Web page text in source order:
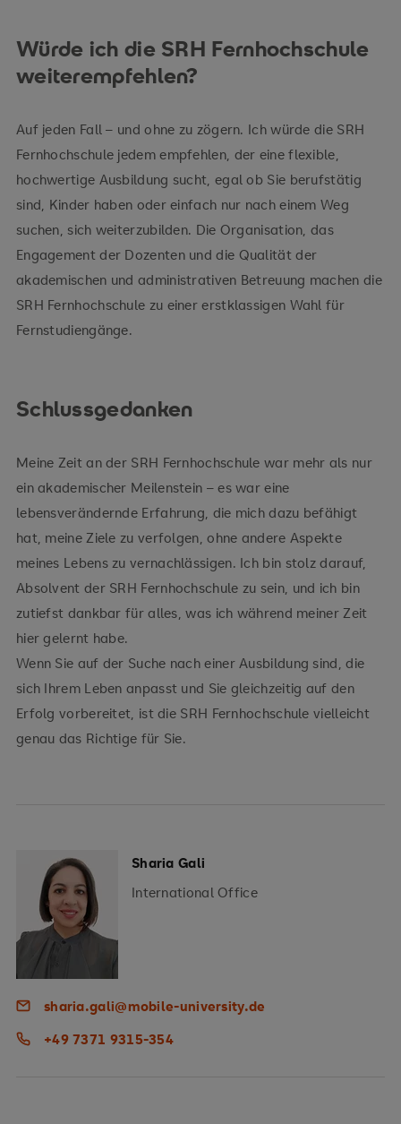
Würde ich die SRH Fernhochschule
weiterempfehlen?
Auf jeden Fall – und ohne zu zögern. Ich würde die SRH
Fernhochschule jedem empfehlen, der eine flexible,
hochwertige Ausbildung sucht, egal ob Sie berufstätig
sind, Kinder haben oder einfach nur nach einem Weg
suchen, sich weiterzubilden. Die Organisation, das
Engagement der Dozenten und die Qualität der
akademischen und administrativen Betreuung machen die
SRH Fernhochschule zu einer erstklassigen Wahl für
Fernstudiengänge.
Schlussgedanken
Meine Zeit an der SRH Fernhochschule war mehr als nur
ein akademischer Meilenstein – es war eine
lebensverändernde Erfahrung, die mich dazu befähigt
hat, meine Ziele zu verfolgen, ohne andere Aspekte
meines Lebens zu vernachlässigen. Ich bin stolz darauf,
Absolvent der SRH Fernhochschule zu sein, und ich bin
zutiefst dankbar für alles, was ich während meiner Zeit
hier gelernt habe.
Wenn Sie auf der Suche nach einer Ausbildung sind, die
sich Ihrem Leben anpasst und Sie gleichzeitig auf den
Erfolg vorbereitet, ist die SRH Fernhochschule vielleicht
genau das Richtige für Sie.
Sharia Gali
International Office
sharia.gali@mobile-university.de
+49 7371 9315-354